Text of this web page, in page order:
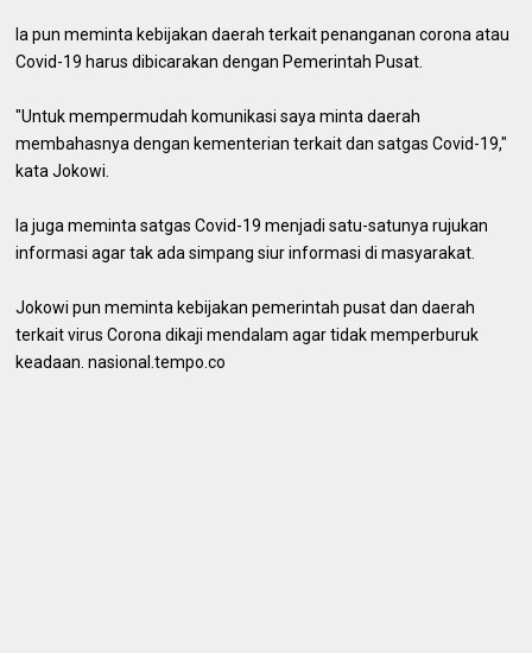
Ia pun meminta kebijakan daerah terkait penanganan corona atau
Covid-19 harus dibicarakan dengan Pemerintah Pusat.
"Untuk mempermudah komunikasi saya minta daerah
membahasnya dengan kementerian terkait dan satgas Covid-19,"
kata Jokowi.
Ia juga meminta satgas Covid-19 menjadi satu-satunya rujukan
informasi agar tak ada simpang siur informasi di masyarakat.
Jokowi pun meminta kebijakan pemerintah pusat dan daerah
terkait virus Corona dikaji mendalam agar tidak memperburuk
keadaan. nasional.tempo.co